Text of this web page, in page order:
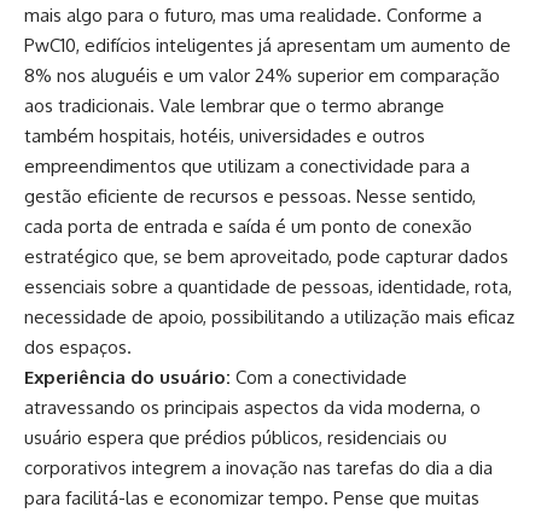
mais algo para o futuro, mas uma realidade. Conforme a
PwC10, edifícios inteligentes já apresentam um aumento de
8% nos aluguéis e um valor 24% superior em comparação
aos tradicionais. Vale lembrar que o termo abrange
também hospitais, hotéis, universidades e outros
empreendimentos que utilizam a conectividade para a
gestão eficiente de recursos e pessoas. Nesse sentido,
cada porta de entrada e saída é um ponto de conexão
estratégico que, se bem aproveitado, pode capturar dados
essenciais sobre a quantidade de pessoas, identidade, rota,
necessidade de apoio, possibilitando a utilização mais eficaz
dos espaços.
Experiência do usuário: Com a conectividade
atravessando os principais aspectos da vida moderna, o
usuário espera que prédios públicos, residenciais ou
corporativos integrem a inovação nas tarefas do dia a dia
para facilitá-las e economizar tempo. Pense que muitas